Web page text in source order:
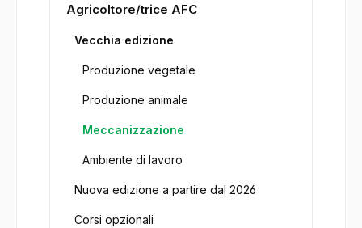
Agricoltore/trice AFC
Vecchia edizione
Produzione vegetale
Produzione animale
Meccanizzazione
Ambiente di lavoro
Nuova edizione a partire dal 2026
Corsi opzionali